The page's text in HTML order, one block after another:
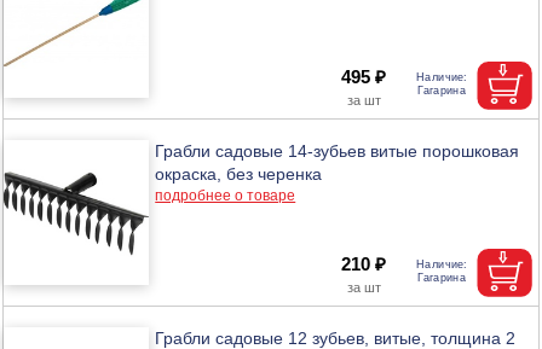
495 ₽
Грабли садовые 14-зубьев витые порошковая
окраска, без черенка
подробнее о товаре
210 ₽
Грабли садовые 12 зубьев, витые, толщина 2